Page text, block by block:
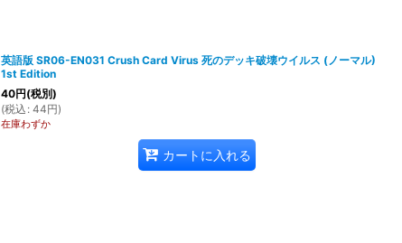
英語版 SR06-EN031 Crush Card Virus 死のデッキ破壊ウイルス (ノーマル)
1st Edition
40円(税別)
(税込 : 44円)
在庫わずか
カートに入れる